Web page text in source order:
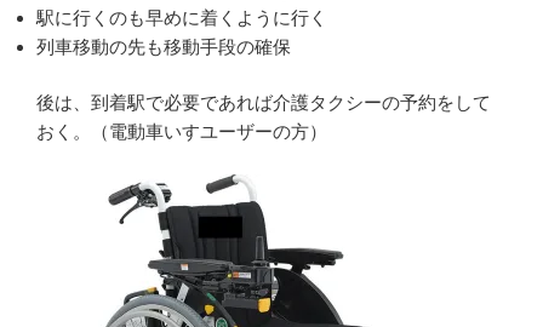
駅に行くのも早めに着くように行く
列車移動の先も移動手段の確保
後は、到着駅で必要であれば介護タクシーの予約をして
おく。（電動車いすユーザーの方）